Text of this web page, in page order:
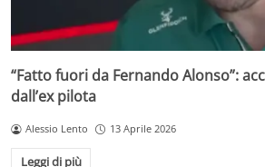
“Fatto fuori da Fernando Alonso”:
dall’ex pilota
Alessio Lento 13 Aprile 2026
Leggi di più